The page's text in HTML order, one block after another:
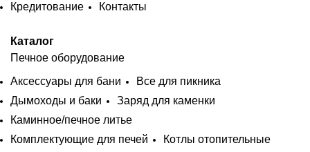
Кредитование
Контакты
Каталог
Печное оборудование
Аксессуары для бани
Все для пикника
Дымоходы и баки
Заряд для каменки
Каминное/печное литье
Комплектующие для печей
Котлы отопительные